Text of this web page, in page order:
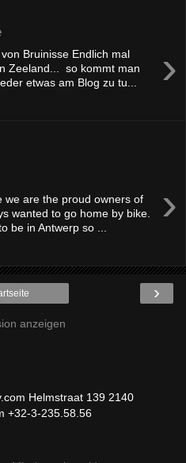
›
Bruinisse Endlich mal
Zeeland... so kommt man
etwas am Blog zu tu...
›
we are the proud owners of
wanted to go home by bike.
be in Antwerp so ...
›
anzeigen
Helmstraat 139 2140
+32-3-235.58.56